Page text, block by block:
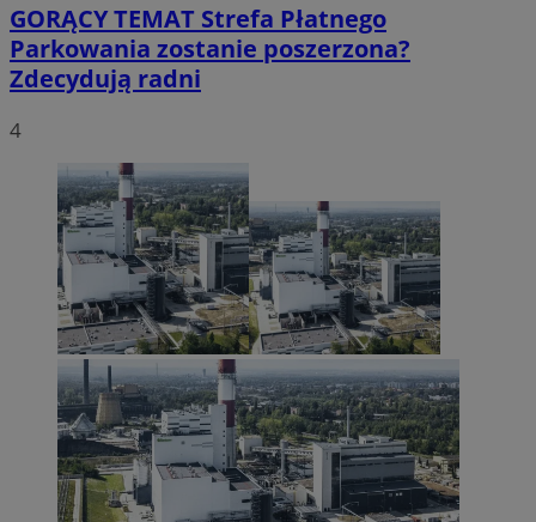
GORĄCY TEMAT Strefa Płatnego
Parkowania zostanie poszerzona?
Zdecydują radni
4